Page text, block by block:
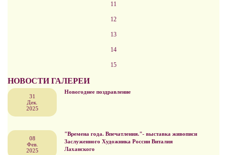
11
12
13
14
15
НОВОСТИ ГАЛЕРЕИ
31
Дек.
2025
Новогоднее поздравление
08
Фев.
2025
"Времена года. Впечатления."- выставка живописи
Заслуженного Художника России Виталия
Лаханского